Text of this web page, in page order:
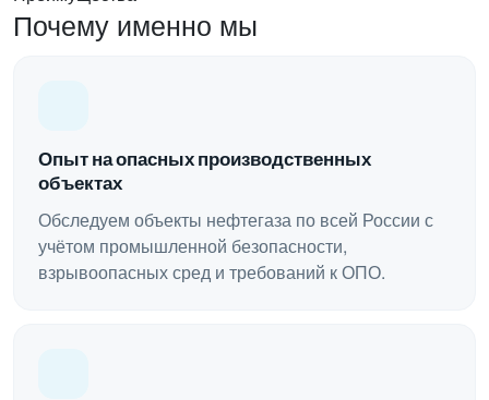
Почему именно мы
Опыт на опасных производственных
объектах
Обследуем объекты нефтегаза по всей России с
учётом промышленной безопасности,
взрывоопасных сред и требований к ОПО.